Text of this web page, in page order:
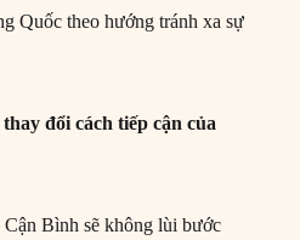
Quốc theo hướng tránh xa sự
đổi cách tiếp cận của
Bình sẽ không lùi bước